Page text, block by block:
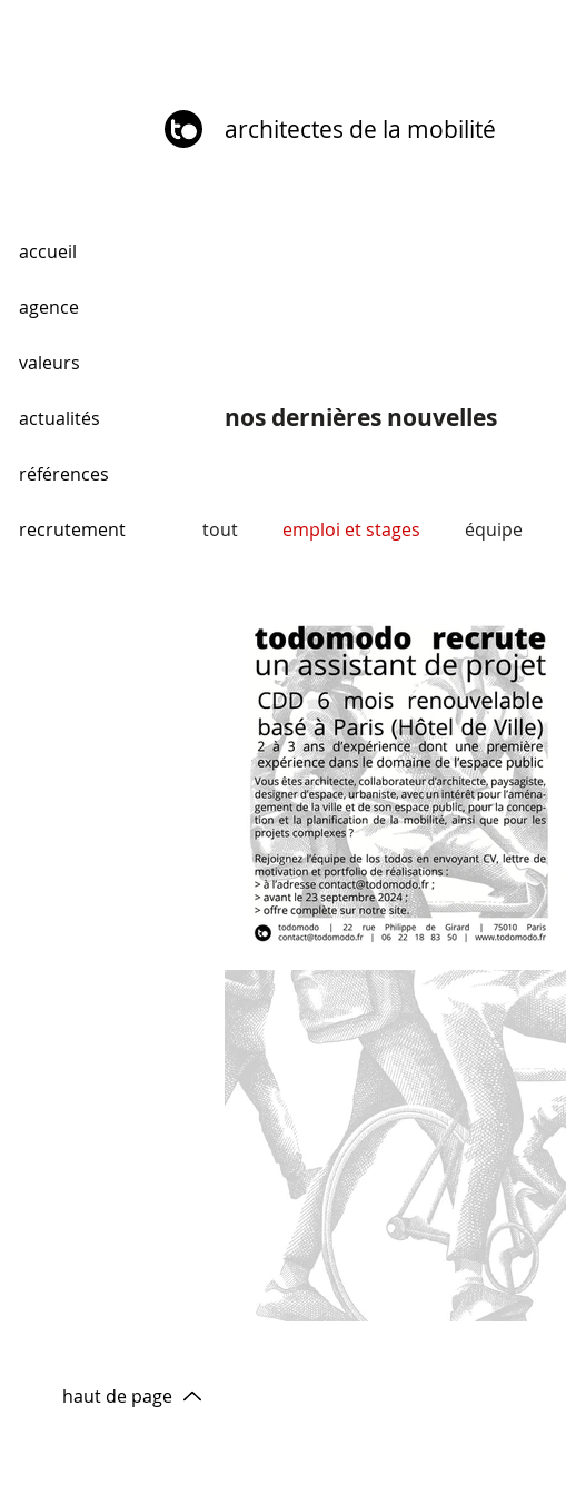
architectes de la mobilité
accueil
agence
valeurs
actualités
références
recrutement
nos dernières nouvelles
tout emploi et stages équipe
bhns et bus engagement
haut de page